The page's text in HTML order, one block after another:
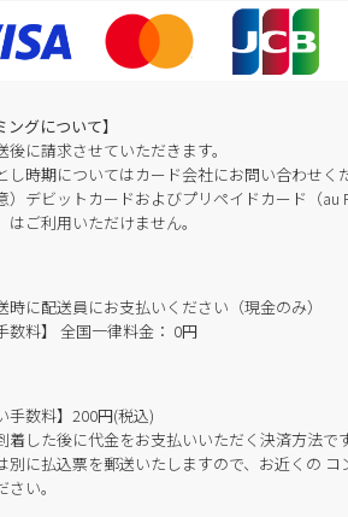
ングについて】
後に請求させていただきます。
し時期についてはカード会社にお問い合わせく
）デビットカードおよびプリペイドカード（
はご利用いただけません。
時に配送員にお支払いください（現金のみ）
数料】 全国一律料金： 0円
手数料】200円(税込)
着した後に代金をお支払いいただく決済方法で
別に払込票を郵送いたしますので、お近くの
い。